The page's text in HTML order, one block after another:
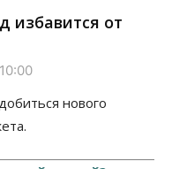
избавится от
нового